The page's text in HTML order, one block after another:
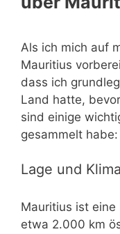
Als ich mich auf
Mauritius
dass ich
Land hatte,
sind einige
gesammelt habe:
Lage und Klima
Mauritius ist eine
etwa 2.000 km